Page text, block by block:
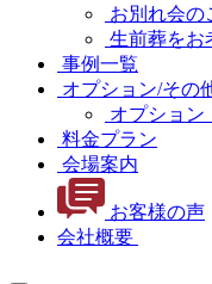
お別れ会の
生前葬をお
事例一覧
オプション/その
オプション
料金プラン
会場案内
お客様の声
会社概要